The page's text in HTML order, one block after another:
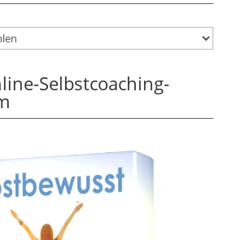
Selbstcoaching-